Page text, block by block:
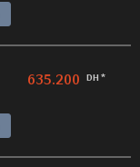
635.200 DH *